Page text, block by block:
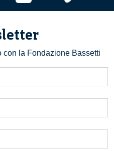
con la Fondazione Bassetti